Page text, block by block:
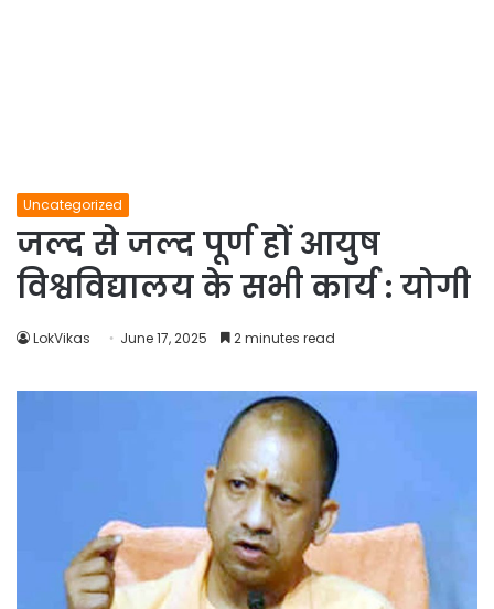
Uncategorized
जल्द से जल्द पूर्ण हों आयुष
विश्वविद्यालय के सभी कार्य : योगी
LokVikas June 17, 2025 2 minutes read